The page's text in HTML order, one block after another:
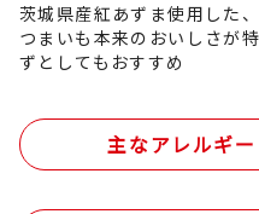
茨城県産紅あずま使用した
つまいも本来のおいしさが
ずとしてもおすすめ
主なアレルギ